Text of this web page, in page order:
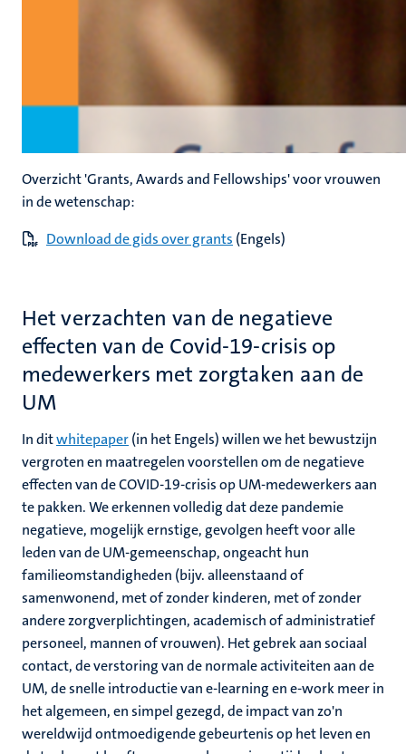
Overzicht 'Grants, Awards and Fellowships' voor vrouwen
in de wetenschap:
Download de gids over grants (Engels)
Het verzachten van de negatieve
effecten van de Covid-19-crisis op
medewerkers met zorgtaken aan de
UM
In ditwhitepaper(in het Engels) willen we het bewustzijn
vergroten en maatregelen voorstellen om de negatieve
effecten van de COVID-19-crisis op UM-medewerkers aan
te pakken. We erkennen volledig dat deze pandemie
negatieve, mogelijk ernstige, gevolgen heeft voor alle
leden van de UM-gemeenschap, ongeacht hun
familieomstandigheden (bijv. alleenstaand of
samenwonend, met of zonder kinderen, met of zonder
andere zorgverplichtingen, academisch of administratief
personeel, mannen of vrouwen). Het gebrek aan sociaal
contact, de verstoring van de normale activiteiten aan de
UM, de snelle introductie van e-learning en e-work meer in
het algemeen, en simpel gezegd, de impact van zo'n
wereldwijd ontmoedigende gebeurtenis op het leven en